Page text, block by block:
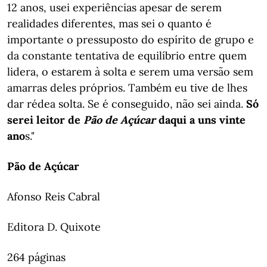
12 anos, usei experiências apesar de serem
realidades diferentes, mas sei o quanto é
importante o pressuposto do espírito de grupo e
da constante tentativa de equilíbrio entre quem
lidera, o estarem à solta e serem uma versão sem
amarras deles próprios. Também eu tive de lhes
dar rédea solta. Se é conseguido, não sei ainda. Só
serei leitor de Pão de Açúcardaqui a uns vinte
anos."
Pão de Açúcar
Afonso Reis Cabral
Editora D. Quixote
264 páginas